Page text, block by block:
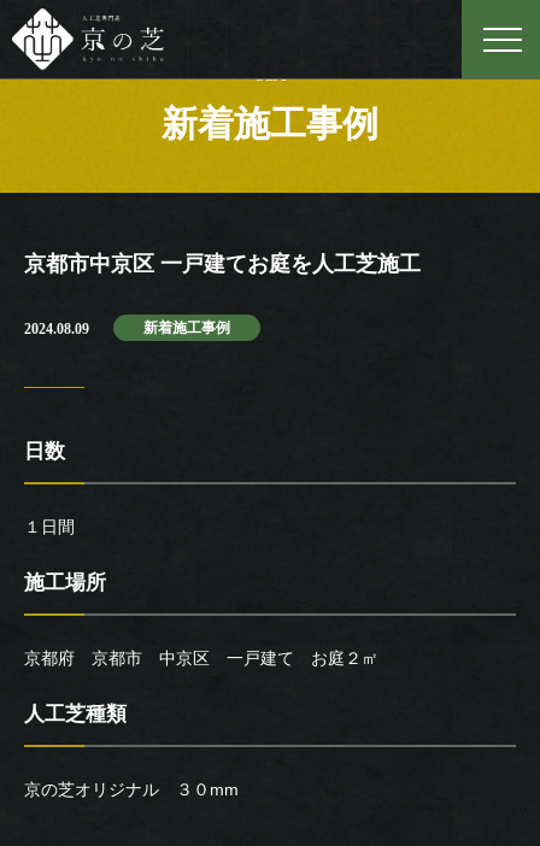
Case
新着施工事例
京都市中京区 一戸建てお庭を人工芝施工
2024.08.09 新着施工事例
日数
１日間
施工場所
京都府 京都市 中京区 一戸建て お庭２㎡
人工芝種類
京の芝オリジナル ３０mm